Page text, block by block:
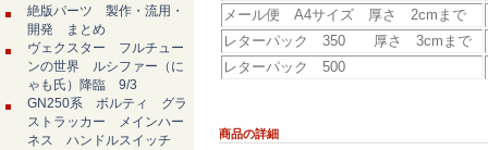
絶版パーツ 製作・流用・
開発 まとめ
ヴェクスター フルチュー
ンの世界 ルシファー（に
ゃも氏）降臨 9/3
GN250系 ボルティ グラ
ストラッカー メインハー
ネス ハンドルスイッチ
メール便 A4サイズ 厚さ 2cmまで
レターパック 350 厚さ 3cmまで
レターパック 500
商品の詳細